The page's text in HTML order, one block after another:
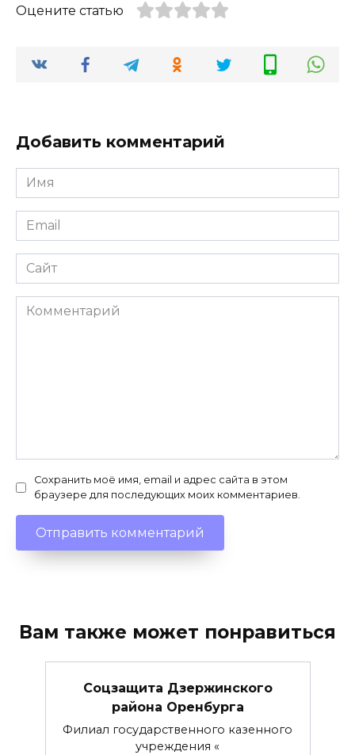
Оцените статью
Добавить комментарий
Имя
*
Email
*
Сайт
Комментарий
Сохранить моё имя, email и адрес сайта в этом
браузере для последующих моих комментариев.
Вам также может понравиться
Соцзащита Дзержинского
района Оренбурга
Филиал государственного казенного
учреждения «